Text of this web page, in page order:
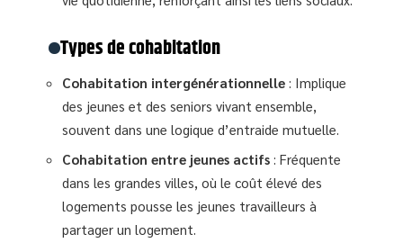
Types de cohabitation
Cohabitation intergénérationnelle : Implique
des jeunes et des seniors vivant ensemble,
souvent dans une logique d’entraide mutuelle.
Cohabitation entre jeunes actifs : Fréquente
dans les grandes villes, où le coût élevé des
logements pousse les jeunes travailleurs à
partager un logement.